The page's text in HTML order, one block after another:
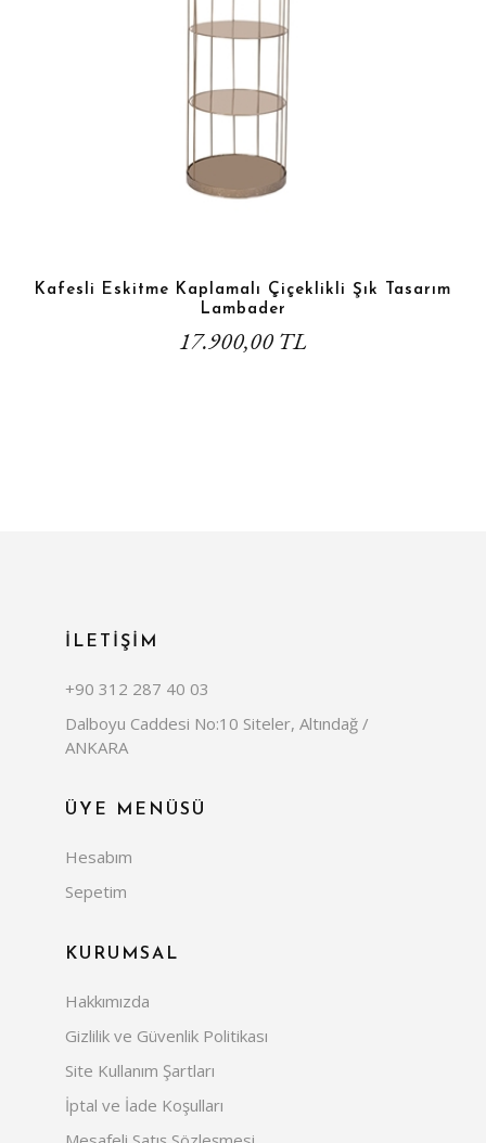
Kafesli Eskitme Kaplamalı Çiçeklikli Şık Tasarım
Lambader
17.900,00 TL
İLETİŞİM
+90 312 287 40 03
Dalboyu Caddesi No:10 Siteler, Altındağ /
ANKARA
ÜYE MENÜSÜ
Hesabım
Sepetim
KURUMSAL
Hakkımızda
Gizlilik ve Güvenlik Politikası
Site Kullanım Şartları
İptal ve İade Koşulları